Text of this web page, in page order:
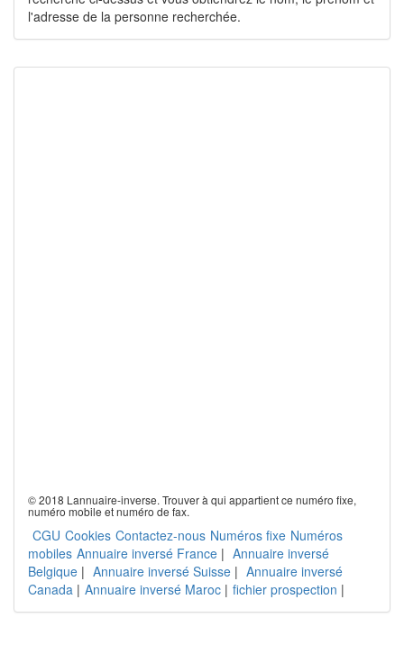
l'adresse de la personne recherchée.
© 2018 Lannuaire-inverse. Trouver à qui appartient ce numéro fixe,
numéro mobile et numéro de fax.
CGU Cookies Contactez-nous Numéros fixe Numéros
mobiles Annuaire inversé France | Annuaire inversé
Belgique | Annuaire inversé Suisse | Annuaire inversé
Canada | Annuaire inversé Maroc | fichier prospection |